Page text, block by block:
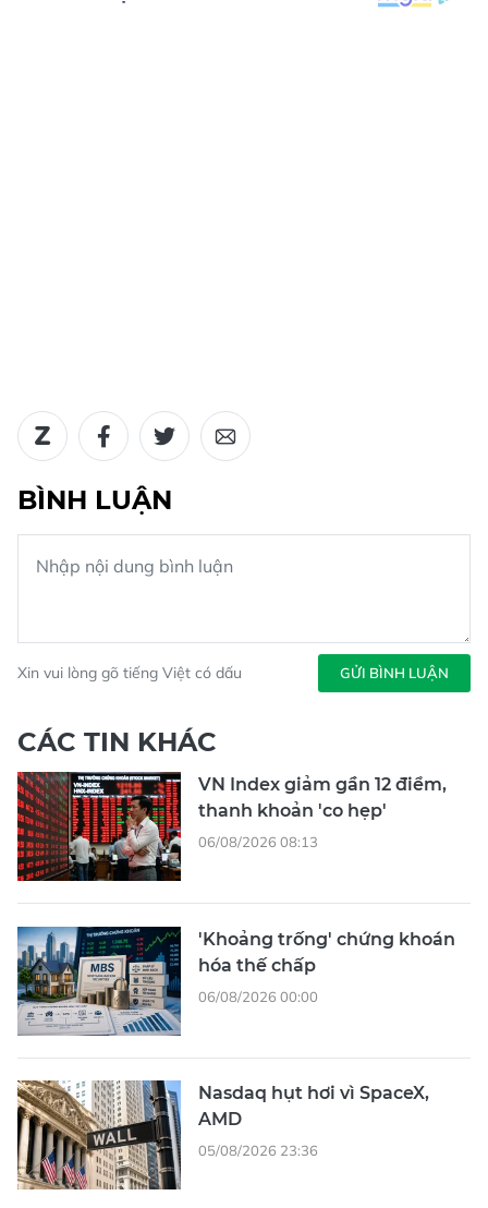
BÌNH LUẬN
Xin vui lòng gõ tiếng Việt có dấu GỬI BÌNH LUẬN
CÁC TIN KHÁC
VN Index giảm gần 12 điểm,
thanh khoản 'co hẹp'
06/08/2026 08:13
'Khoảng trống' chứng khoán
hóa thế chấp
06/08/2026 00:00
Nasdaq hụt hơi vì SpaceX,
AMD
05/08/2026 23:36